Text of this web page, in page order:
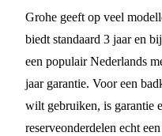
Grohe geeft op veel
biedt standaard 3 jaar en
een populair Nederlands
jaar garantie. Voor een
wilt gebruiken, is garantie
reserveonderdelen echt